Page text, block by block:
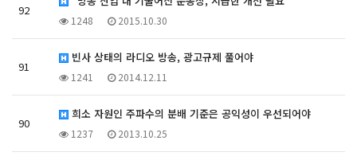
92
1248 2015.10.30
91
빈사 상태의 라디오 방송, 광고규제 풀어야
1241 2014.12.11
90
희소 자원인 주파수의 분배 기준은 공익성이 우선되어야
1237 2013.10.25